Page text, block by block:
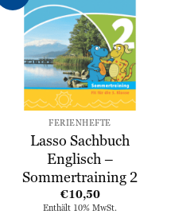
hinzufügen
FERIENHEFTE
Lasso Sachbuch
Englisch –
Sommertraining 2
€10,50
Enthält 10% MwSt.